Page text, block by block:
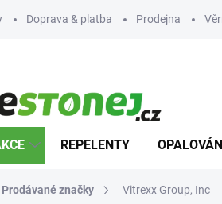
Doprava & platba Prodejna
REPELENTY
Prodávané značky Vitrexx Group, Inc